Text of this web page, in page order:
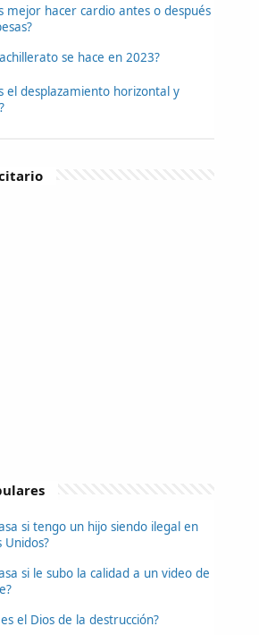
mejor hacer cardio antes o después
se hace en 2023?
el desplazamiento horizontal y
si tengo un hijo siendo ilegal en
Unidos?
si le subo la calidad a un video de
el Dios de la destrucción?